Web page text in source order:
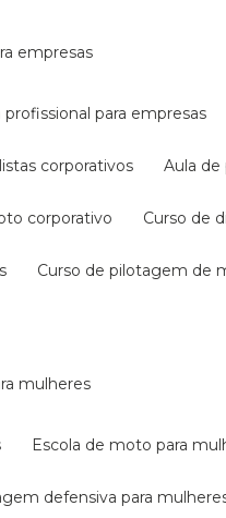
empresas
para empresas
corporativos aula
corporativo curso de
curso de pilotagem de
mulheres
escola de moto para
defensiva para